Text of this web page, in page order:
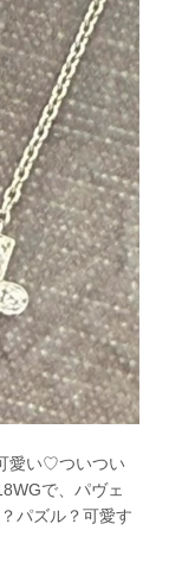
愛い♡ついつい
で、パヴェ
パズル？可愛す